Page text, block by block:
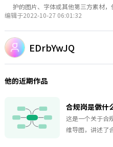
护的图片、字体或其他第三方素材，
编辑于2022-10-27 06:01:32
EDrbYwJQ
他的近期作品
合规岗是做什
这是一个关于合
维导图，讲述了